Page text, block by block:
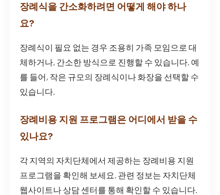
장례식을 간소화하려면 어떻게 해야 하나
요?
장례식이 필요 없는 경우 조용히 가족 모임으로 대
체하거나, 간소한 방식으로 진행할 수 있습니다. 예
를 들어, 작은 규모의 장례식이나 화장을 선택할 수
있습니다.
장례비용 지원 프로그램은 어디에서 받을 수
있나요?
각 지역의 자치단체에서 제공하는 장례비용 지원
프로그램을 확인해 보세요. 관련 정보는 자치단체
웹사이트나 상담 센터를 통해 확인할 수 있습니다.